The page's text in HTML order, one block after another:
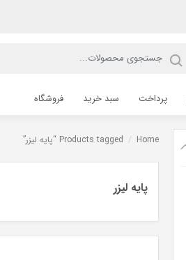
پرداخت سبد خرید فروشگاه
Home
/ Products tagged “پایه لیزر”
پایه لیزر